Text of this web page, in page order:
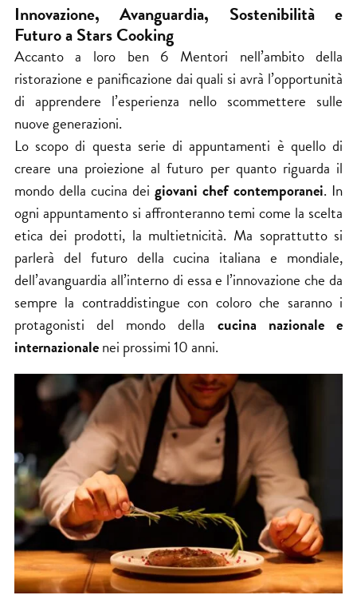
Innovazione, Avanguardia, Sostenibilità e
Futuro a Stars Cooking
Accanto a loro ben 6 Mentori nell’ambito della
ristorazione e panificazione dai quali si avrà l’opportunità
di apprendere l’esperienza nello scommettere sulle
nuove generazioni.
Lo scopo di questa serie di appuntamenti è quello di
creare una proiezione al futuro per quanto riguarda il
mondo della cucina deigiovani chef contemporanei. In
ogni appuntamento si affronteranno temi come la scelta
etica dei prodotti, la multietnicità. Ma soprattutto si
parlerà del futuro della cucina italiana e mondiale,
dell’avanguardia all’interno di essa e l’innovazione che da
sempre la contraddistingue con coloro che saranno i
protagonisti del mondo della cucina nazionale e
internazionalenei prossimi 10 anni.